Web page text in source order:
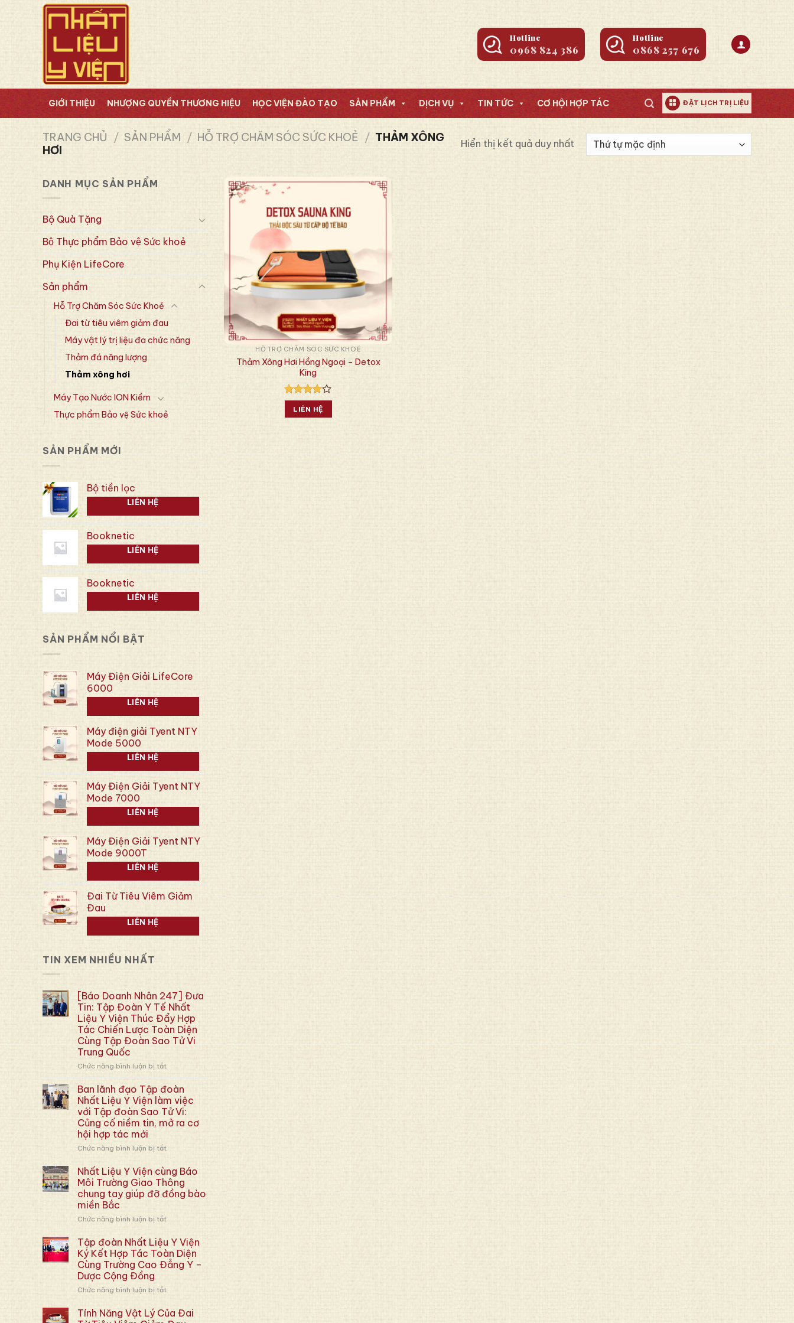
Hotline
0968 824 386
Hotline
0868 257 676
GIỚI THIỆU NHƯỢNG QUYỀN THƯƠNG HIỆU HỌC VIỆN ĐÀO TẠO SẢN PHẨM DỊCH VỤ TIN TỨC CƠ HỘI HỢP TÁC ĐẶT LỊCH TRỊ LIỆU
TRANG CHỦ / SẢN PHẨM / HỖ TRỢ CHĂM SÓC SỨC KHOẺ / THẢM XÔNG
HƠI
Hiển thị kết quả duy nhất
DANH MỤC SẢN PHẨM
Bộ Quà Tặng
Bộ Thực phẩm Bảo vệ Sức khoẻ
Phụ Kiện LifeCore
Sản phẩm
Hỗ Trợ Chăm Sóc Sức Khoẻ
Đai từ tiêu viêm giảm đau
Máy vật lý trị liệu đa chức năng
Thảm đá năng lượng
Thảm xông hơi
Máy Tạo Nước ION Kiềm
Thực phẩm Bảo vệ Sức khoẻ
SẢN PHẨM MỚI
Bộ tiền lọc
LIÊN HỆ
Booknetic
LIÊN HỆ
Booknetic
LIÊN HỆ
SẢN PHẨM NỔI BẬT
Máy Điện Giải LifeCore
6000
LIÊN HỆ
Máy điện giải Tyent NTY
Mode 5000
LIÊN HỆ
Máy Điện Giải Tyent NTY
Mode 7000
LIÊN HỆ
Máy Điện Giải Tyent NTY
Mode 9000T
LIÊN HỆ
Đai Từ Tiêu Viêm Giảm
Đau
LIÊN HỆ
TIN XEM NHIỀU NHẤT
[Báo Doanh Nhân 247] Đưa
Tin: Tập Đoàn Y Tế Nhất
Liệu Y Viện Thúc Đẩy Hợp
Tác Chiến Lược Toàn Diện
Cùng Tập Đoàn Sao Tử Vi
Trung Quốc
Chức năng bình luận bị tắt
[Báo
Doanh
Nhân
247]
Đưa
Tin:
Nhất
Liệu
Y
Hợp
Tác
Chiến
Lược
Tập
Đoàn
Ban lãnh đạo Tập đoàn
Nhất Liệu Y Viện làm việc
với Tập đoàn Sao Tử Vi:
Củng cố niềm tin, mở ra cơ
hội hợp tác mới
Chức năng bình luận bị tắt
Ban
lãnh
đạo
Tập
đoàn
Y
Viện
làm
việc
với
Tử
Vi:
Nhất Liệu Y Viện cùng Báo
Môi Trường Giao Thông
chung tay giúp đỡ đồng bào
miền Bắc
Chức năng bình luận bị tắt
Nhất
Liệu
Viện
cùng
Trường
Giao
Thông
Tập đoàn Nhất Liệu Y Viện
Ký Kết Hợp Tác Toàn Diện
Cùng Trường Cao Đẳng Y –
Dược Cộng Đồng
Chức năng bình luận bị tắt
Tập
đoàn
Nhất
Tính Năng Vật Lý Của Đai
HỖ TRỢ CHĂM SÓC SỨC KHOẺ
Thảm Xông Hơi Hồng Ngoại – Detox
King
4trên 5
dựa trên
2379
LIÊN HỆ